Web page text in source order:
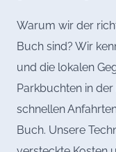
Warum wir der
Buch sind? Wir
und die lokalen
Parkbuchten in
schnellen
Buch. Unsere